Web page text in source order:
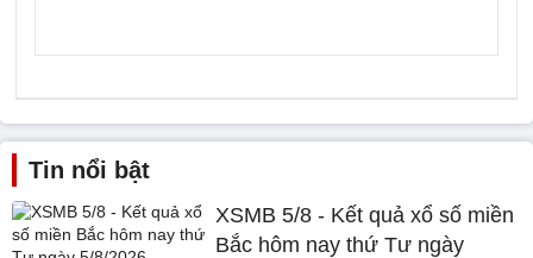
Tin nổi bật
XSMB 5/8 - Kết quả xổ số miền
Bắc hôm nay thứ Tư ngày